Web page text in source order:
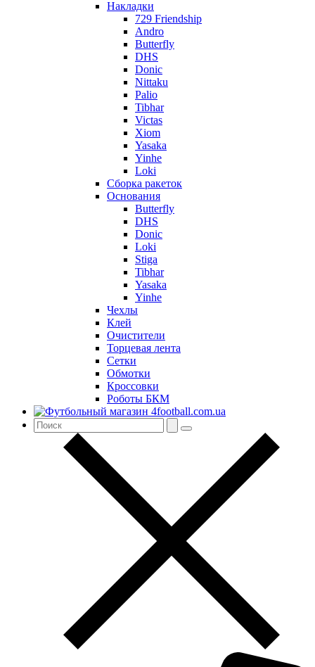
Накладки
729 Friendship
Andro
Butterfly
DHS
Donic
Nittaku
Palio
Tibhar
Victas
Xiom
Yasaka
Yinhe
Loki
Сборка ракеток
Основания
Butterfly
DHS
Donic
Loki
Stiga
Tibhar
Yasaka
Yinhe
Чехлы
Клей
Очистители
Торцевая лента
Сетки
Обмотки
Кроссовки
Роботы БКМ